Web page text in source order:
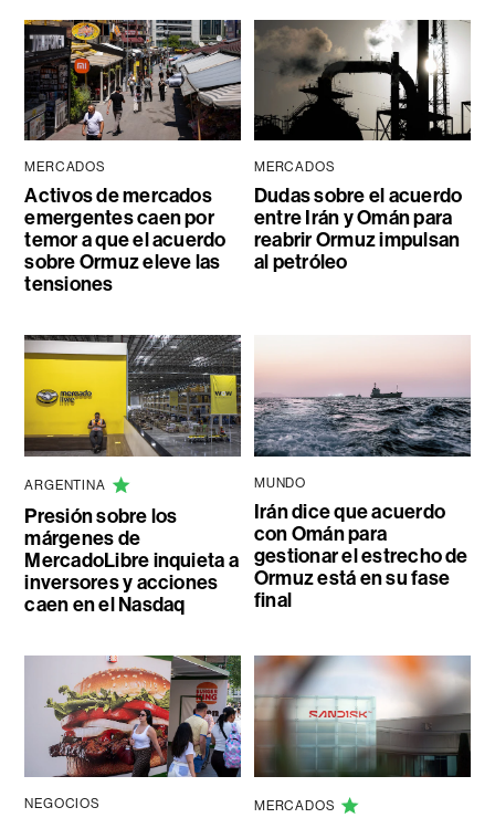
MERCADOS
Activos de mercados
emergentes caen por
temor a que el acuerdo
sobre Ormuz eleve las
tensiones
MERCADOS
Dudas sobre el acuerdo
entre Irán y Omán para
reabrir Ormuz impulsan
al petróleo
ARGENTINA
Presión sobre los
márgenes de
MercadoLibre inquieta a
inversores y acciones
caen en el Nasdaq
MUNDO
Irán dice que acuerdo
con Omán para
gestionar el estrecho de
Ormuz está en su fase
final
NEGOCIOS MERCADOS